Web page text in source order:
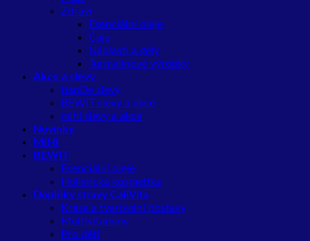
Zdraví
Esenciální oleje
Čaje
Náplasti a gely
Turmalínové výrobky
Akce a slevy
tianDe slevy
BEWIT slevy a akce
mihi slevy a akce
Novinky
MIHI
BEWIT
Esenciální oleje
Holistická kosmetika
Doplňky stravy CaliVita
Krása a tvarování postavy
Multivitamíny
Pro děti